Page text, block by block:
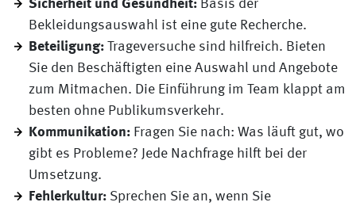
Sicherheit und Gesundheit:Basis der
Bekleidungsauswahl ist eine gute Recherche.
Beteiligung:Trageversuche sind hilfreich. Bieten
Sie den Beschäftigten eine Auswahl und Angebote
zum Mitmachen. Die Einführung im Team klappt am
besten ohne Publikumsverkehr.
Kommunikation:Fragen Sie nach: Was läuft gut, wo
gibt es Probleme? Jede Nachfrage hilft bei der
Umsetzung.
Fehlerkultur:Sprechen Sie an, wenn Sie